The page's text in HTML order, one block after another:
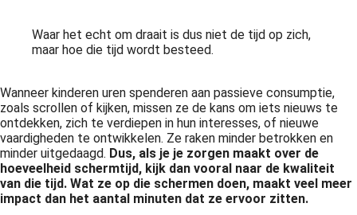
Waar het echt om draait is dus niet de tijd op zich,
maar hoe die tijd wordt besteed.
Wanneer kinderen uren spenderen aan passieve consumptie,
zoals scrollen of kijken, missen ze de kans om iets nieuws te
ontdekken, zich te verdiepen in hun interesses, of nieuwe
vaardigheden te ontwikkelen. Ze raken minder betrokken en
minder uitgedaagd. Dus, als je je zorgen maakt over de
hoeveelheid schermtijd, kijk dan vooral naar de kwaliteit
van die tijd. Wat ze op die schermen doen, maakt veel meer
impact dan het aantal minuten dat ze ervoor zitten.